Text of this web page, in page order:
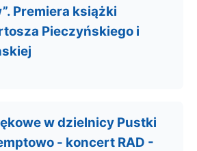
Premiera książki
Pieczyńskiego i
w dzielnicy Pustki
- koncert RAD -